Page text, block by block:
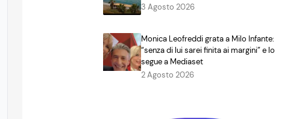
3 Agosto 2026
Monica Leofreddi grata a Milo Infante:
“senza di lui sarei finita ai margini” e lo
segue a Mediaset
2 Agosto 2026